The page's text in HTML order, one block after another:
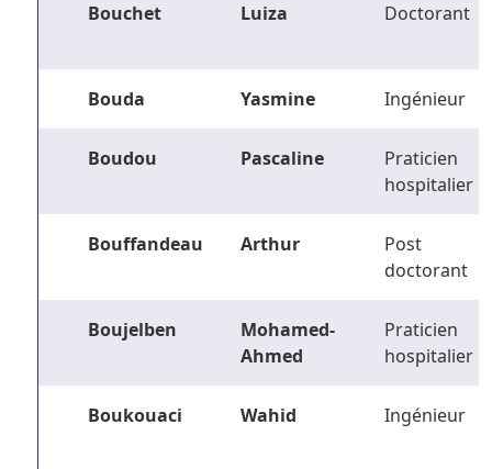
Bouchet Luiza Doctorant
Bouda Yasmine Ingénieur
Boudou Pascaline
Praticien
hospitalier
Bouffandeau Arthur
Post
doctorant
Boujelben
Mohamed-
Ahmed
Praticien
hospitalier
Boukouaci Wahid Ingénieur